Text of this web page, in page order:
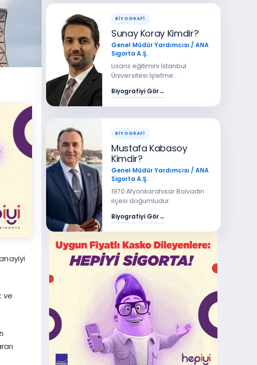
ve
BİYOGRAFİ
Sunay Koray Kimdir?
Genel Müdür Yardımcısı / ANA
Sigorta A.Ş.
Lisans eğitimini İstanbul
Üniversitesi İşletme
ise Marmara Üniversitesi
Biyografiyi Gör→
BİYOGRAFİ
Mustafa Kabasoy
Kimdir?
Genel Müdür Yardımcısı / ANA
Sigorta A.Ş.
1970 Afyonkarahisar Bolvadin
ilçesi doğumludur.
Biyografiyi Gör→